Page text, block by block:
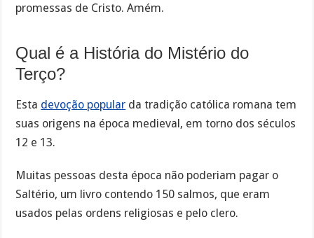
promessas de Cristo. Amém.
Qual é a História do Mistério do
Terço?
Esta devoção popular da tradição católica romana tem
suas origens na época medieval, em torno dos séculos
12 e 13.
Muitas pessoas desta época não poderiam pagar o
Saltério, um livro contendo 150 salmos, que eram
usados pelas ordens religiosas e pelo clero.